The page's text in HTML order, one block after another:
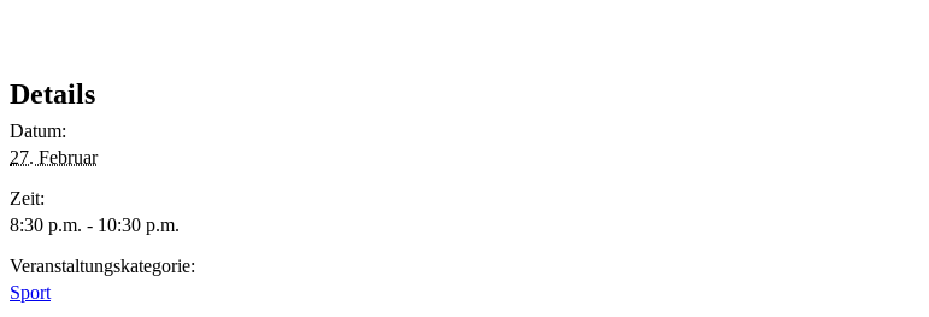
Details
Datum:
27. Februar
Zeit:
8:30 p.m. - 10:30 p.m.
Veranstaltungskategorie:
Sport